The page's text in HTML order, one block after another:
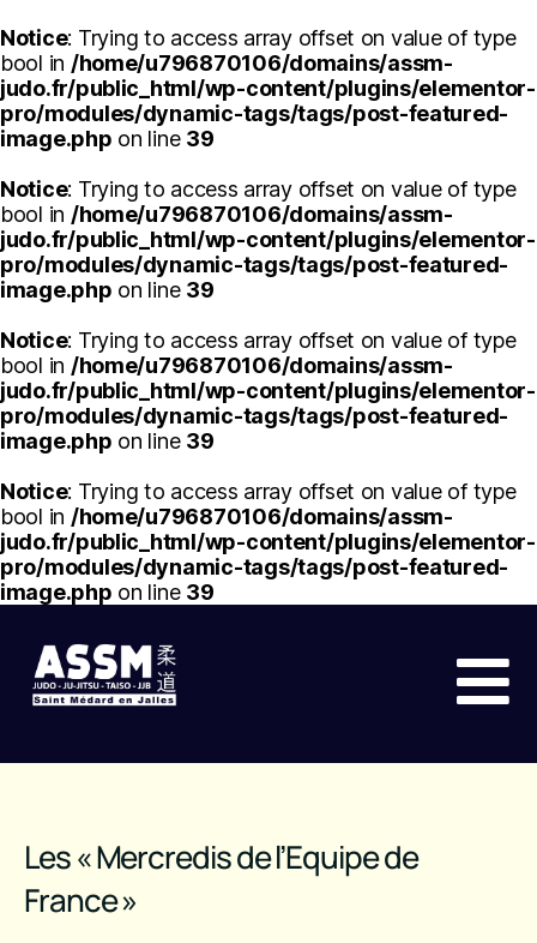
Notice: Trying to access array offset on value of type
bool in /home/u796870106/domains/assm-
judo.fr/public_html/wp-content/plugins/elementor-
pro/modules/dynamic-tags/tags/post-featured-
image.php on line 39
Notice: Trying to access array offset on value of type
bool in /home/u796870106/domains/assm-
judo.fr/public_html/wp-content/plugins/elementor-
pro/modules/dynamic-tags/tags/post-featured-
image.php on line 39
Notice: Trying to access array offset on value of type
bool in /home/u796870106/domains/assm-
judo.fr/public_html/wp-content/plugins/elementor-
pro/modules/dynamic-tags/tags/post-featured-
image.php on line 39
Notice: Trying to access array offset on value of type
bool in /home/u796870106/domains/assm-
judo.fr/public_html/wp-content/plugins/elementor-
pro/modules/dynamic-tags/tags/post-featured-
image.php on line 39
Les « Mercredis de l’Equipe de
France »